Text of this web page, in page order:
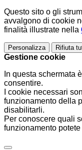
Questo sito o gli
avvalgono di cookie
finalità illustrate nella
Personalizza Rifiuta
Gestione cookie
In questa schermata
consentire.
I cookie necessari
funzionamento della
disabilitarli.
Per conoscere quali
funzionamento